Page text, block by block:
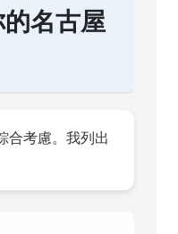
名古屋
合考慮。我列出